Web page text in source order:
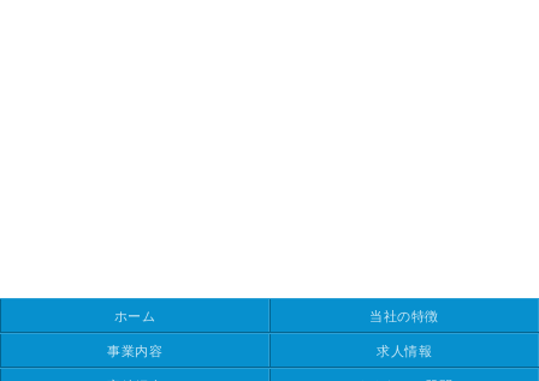
ホーム
当社の特徴
事業内容
求人情報